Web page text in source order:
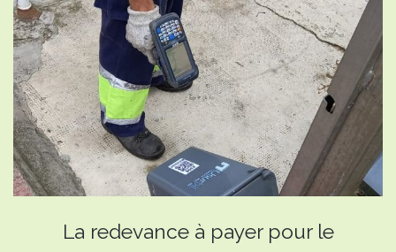
La redevance à payer pour le